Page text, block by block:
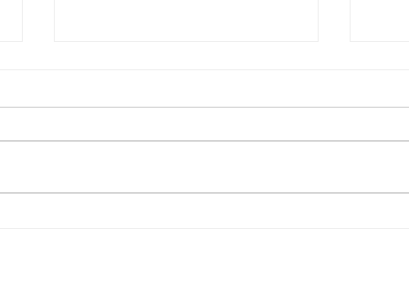
Πρόγραμμα εφημερευόντων
08/08/2026 και ημέρα Σάββατο
07/